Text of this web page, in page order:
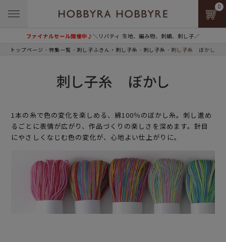
ファイナルセール開催中♪＼リバティ 生地、編み物、刺繍、刺し子／
0
トップページ 特集一覧 刺し子ふきん・刺し子糸 刺し子糸 刺し子糸 ぼかし
刺し子糸 ぼかし
1本の糸で色の変化を楽しめる、綿100％のぼかし糸。刺し進め
るごとに表情が広がり、作品づくりの楽しさを深めます。針目
にやさしくなじむ色の変化が、心地よい仕上がりに。